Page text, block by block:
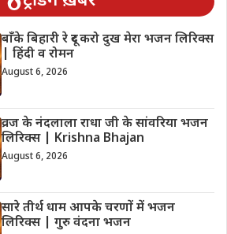
बाँके बिहारी रे दूर करो दुख मेरा भजन लिरिक्स
| हिंदी व रोमन
August 6, 2026
व्रज के नंदलाला राधा जी के सांवरिया भजन
लिरिक्स | Krishna Bhajan
August 6, 2026
सारे तीर्थ धाम आपके चरणों में भजन
लिरिक्स | गुरु वंदना भजन